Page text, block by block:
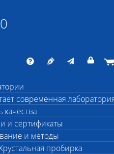
БИО
лаборатория
современная
качества
и сертификаты
и методы
пробирка